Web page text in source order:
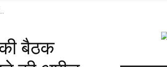
की बैठक